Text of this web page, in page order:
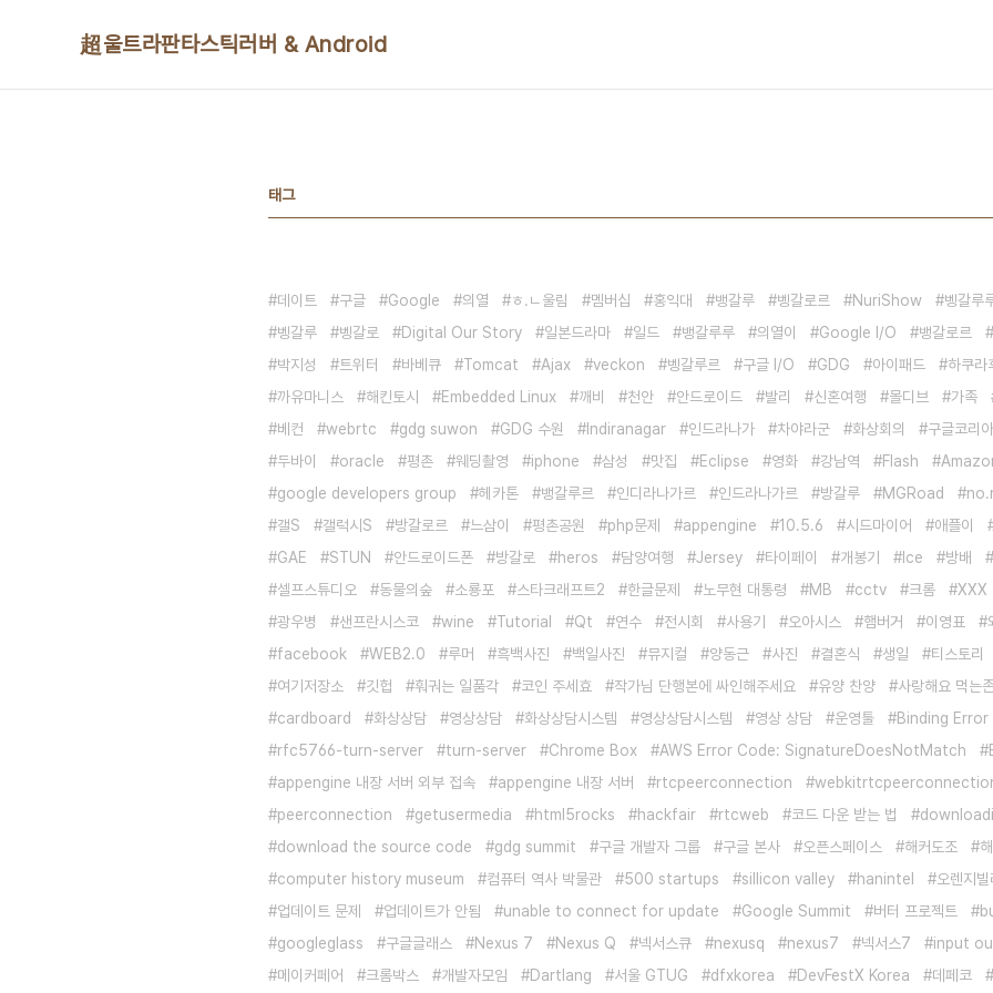
超울트라판타스틱러버 & Android
태그
데이트 구글 Google 의열 ㅎ.ㄴ울림 멤버십 홍익대 뱅갈루 벵갈로르 NuriShow
벵갈루
벵갈루
벵갈로 Digital Our Story 일본드라마 일드 뱅갈루루 의열이 Google I/O
뱅갈로르
박지성
트위터 바베큐 Tomcat Ajax veckon 벵갈루르 구글 I/O GDG 아이패드
하쿠라
까유마니스
해킨토시 Embedded Linux 깨비 천안 안드로이드 발리 신혼여행 몰디브
가족
베컨
webrtc gdg suwon GDG 수원 Indiranagar 인드라나가 차야라군 화상회의
구글코리아
두바이
oracle 평촌 웨딩촬영 iphone 삼성 맛집 Eclipse 영화 강남역 Flash
google developers group
헤카톤 뱅갈루르 인디라나가르 인드라나가르 방갈루 MGRoad
갤S
갤럭시S 방갈로르 느삼이 평촌공원 php문제 appengine 10.5.6 시드마이어
애플이
GAE
STUN 안드로이드폰 방갈로 heros 담양여행 Jersey 타이페이 개봉기 Ice
방배
셀프스튜디오
동물의숲 소룡포 스타크래프트2 한글문제 노무현 대통령 MB cctv 크롬
XXX
광우병
샌프란시스코 wine Tutorial Qt 연수 전시회 사용기 오아시스 햄버거 이영표
facebook
WEB2.0 루머 흑백사진 백일사진 뮤지컬 양동근 사진 결혼식 생일
티스토리
여기저장소
깃헙 훠궈는 일품각 코인 주세효 작가님 단행본에 싸인해주세요 유양 찬양
사랑해요 먹는
cardboard
화상상담 영상상담 화상상담시스템 영상상담시스템 영상 상담 운영툴
Binding Error
rfc5766-turn-server
turn-server Chrome Box AWS Error Code: SignatureDoesNotMatch
appengine 내장 서버 외부 접속
appengine 내장 서버 rtcpeerconnection
peerconnection
getusermedia html5rocks hackfair rtcweb 코드 다운 받는 법
download the source code
gdg summit 구글 개발자 그룹 구글 본사 오픈스페이스 해커도조
computer history museum
컴퓨터 역사 박물관 500 startups sillicon valley hanintel
오렌지
업데이트 문제
업데이트가 안됨 unable to connect for update Google Summit 버터 프로젝트
googleglass
구글글래스 Nexus 7 Nexus Q 넥서스큐 nexusq nexus7 넥서스7
input
메이커페어
크롬박스 개발자모임 Dartlang 서울 GTUG dfxkorea DevFestX Korea 데페코